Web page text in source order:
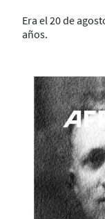
Era el 20 de
años.